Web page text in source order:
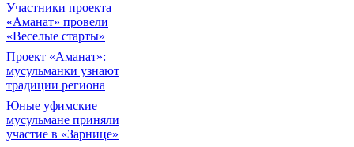
Участники проекта
«Аманат» провели
«Веселые старты»
Проект «Аманат»:
мусульманки узнают
традиции региона
Юные уфимские
мусульмане приняли
участие в «Зарнице»